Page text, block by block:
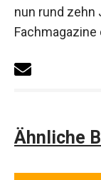
nun rund zehn
Fachmagazine
Ähnliche